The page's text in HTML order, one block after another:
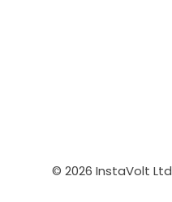
© 2026 InstaVolt Ltd